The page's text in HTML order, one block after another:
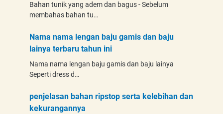
Bahan tunik yang adem dan bagus - Sebelum
membahas bahan tu…
Nama nama lengan baju gamis dan baju
lainya terbaru tahun ini
Nama nama lengan baju gamis dan baju lainya
Seperti dress d…
penjelasan bahan ripstop serta kelebihan dan
kekurangannya